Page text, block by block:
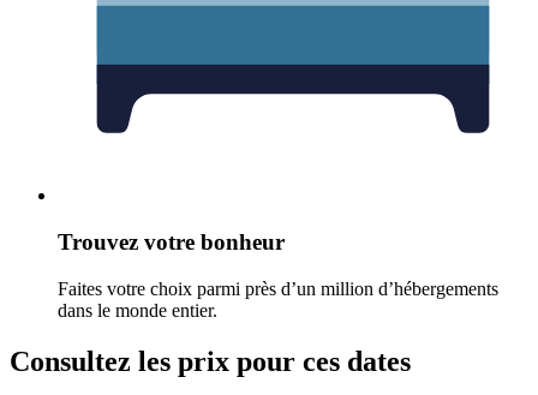
Trouvez votre bonheur
Faites votre choix parmi près d’un million d’hébergements
dans le monde entier.
Consultez les prix pour ces dates